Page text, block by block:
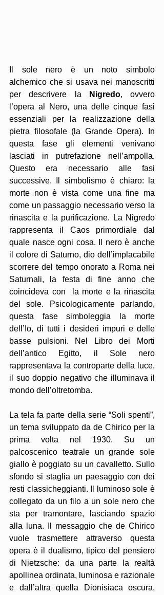
Il sole nero è un noto simbolo
alchemico che si usava nei manoscritti
per descrivere la
Nigredo, ovvero
l’opera al Nero, una delle cinque fasi
essenziali per la realizzazione della
pietra filosofale (la Grande Opera). In
questa fase gli elementi venivano
lasciati in putrefazione nell’ampolla.
Questo era necessario alle fasi
successive. Il simbolismo è chiaro: la
morte non è vista come una fine ma
come un passaggio necessario verso la
rinascita e la purificazione. La Nigredo
rappresenta il Caos primordiale dal
quale nasce ogni cosa. Il nero è anche
il colore di Saturno, dio dell’implacabile
scorrere del tempo onorato a Roma nei
Saturnali, la festa di fine anno che
coincideva con  la morte e la rinascita
del sole. Psicologicamente parlando,
questa fase simboleggia la morte
dell’Io, di tutti i desideri impuri e delle
basse pulsioni. Nel Libro dei Morti
dell’antico Egitto, il Sole nero
rappresentava la controparte della luce,
il suo doppio negativo che illuminava il
mondo dell’oltretomba.
La tela fa parte della serie “Soli spenti”,
un tema sviluppato da de Chirico per la
prima volta nel 1930. Su un
palcoscenico teatrale un grande sole
giallo è poggiato su un cavalletto. Sullo
sfondo si staglia un paesaggio con dei
resti classicheggianti. Il luminoso sole è
collegato da un filo a un sole nero che
sta per tramontare, lasciando spazio
alla luna. Il messaggio che de Chirico
vuole trasmettere attraverso questa
opera è il dualismo, tipico del pensiero
di Nietzsche: da una parte la realtà
apollinea ordinata, luminosa e razionale
e dall’altra quella Dionisiaca oscura,